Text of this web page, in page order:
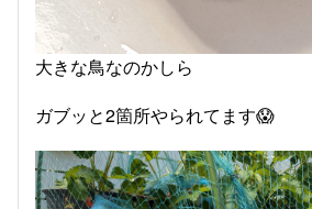
大きな鳥なのかしら
ガブッと2箇所やられてます😱